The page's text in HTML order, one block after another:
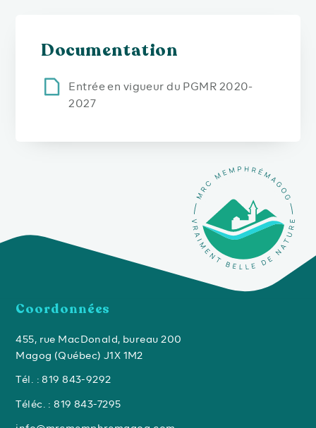
Documentation
Entrée en vigueur du PGMR 2020-
2027
Coordonnées
455, rue MacDonald, bureau 200
Magog (Québec) J1X 1M2
Tél. : 819 843-9292
Téléc. : 819 843-7295